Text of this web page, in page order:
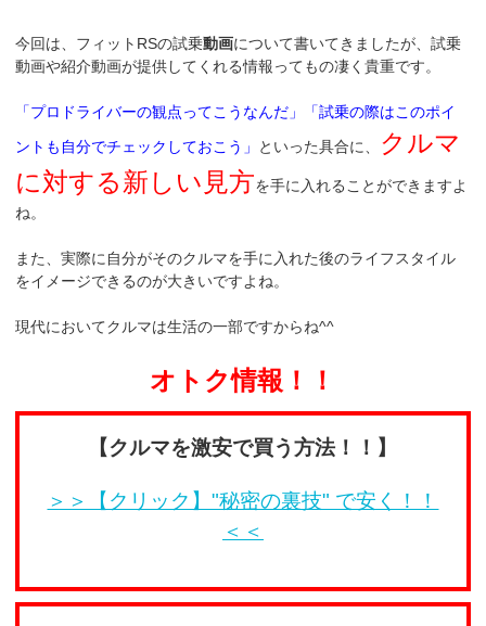
今回は、フィットRSの試乗動画について書いてきましたが、試乗
動画や紹介動画が提供してくれる情報ってもの凄く貴重です。
「プロドライバーの観点ってこうなんだ」「試乗の際はこのポイ
ントも自分でチェックしておこう」 といった具合に、 クルマ
に対する新しい見方を手に入れることができますよ
ね。
また、実際に自分がそのクルマを手に入れた後のライフスタイル
をイメージできるのが大きいですよね。
現代においてクルマは生活の一部ですからね^^
オトク情報！！
【クルマを激安で買う方法！！】
＞＞【クリック】"秘密の裏技" で安く！！
＜＜